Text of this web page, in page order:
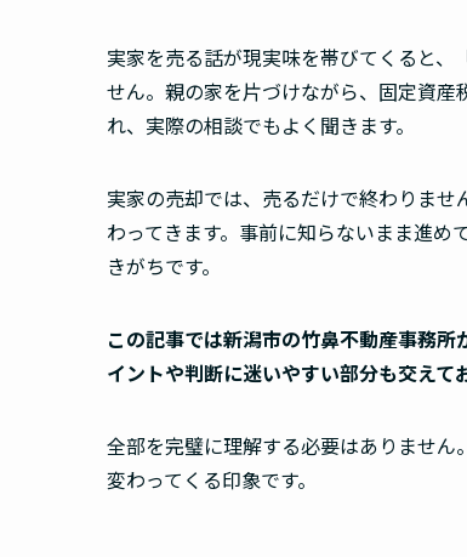
実家を売る話が現実味を帯びてくると
せん。親の家を片づけながら、固定資
れ、実際の相談でもよく聞きます。
実家の売却では、売るだけで終わりま
わってきます。事前に知らないまま進
きがちです。
この記事では新潟市の竹鼻不動産事務所
イントや判断に迷いやすい部分も交えて
全部を完璧に理解する必要はありませ
変わってくる印象です。